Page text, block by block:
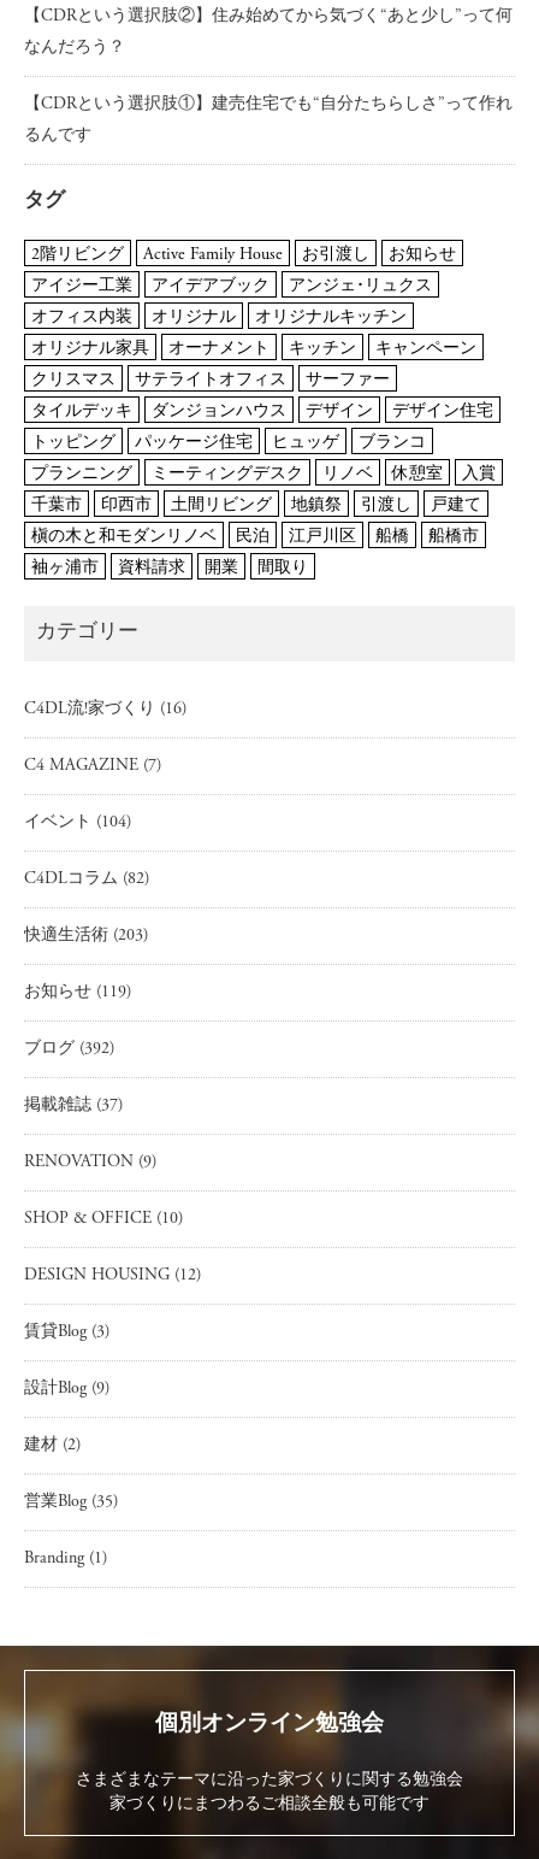
【CDRという選択肢②】住み始めてから気づく“あと少し”って何
なんだろう？
【CDRという選択肢①】建売住宅でも“自分たちらしさ”って作れ
るんです
タグ
2階リビング Active Family House お引渡し
お知らせ
アイジー工業
アイデアブック
アンジェ･リュクス
オフィス内装
オリジナル
オリジナルキッチン
オリジナル家具
オーナメント キッチン
キャンペーン
クリスマス
サテライトオフィス
サーファー
タイルデッキ
ダンジョンハウス デザイン
デザイン住宅
トッピング
パッケージ住宅 ヒュッゲ
ブランコ
プランニング
ミーティングデスク リノベ 休憩室
入賞
千葉市
印西市 土間リビング 地鎮祭 引渡し
戸建て
槇の木と和モダンリノベ
民泊 江戸川区 船橋
船橋市
袖ヶ浦市
資料請求 開業 間取り
カテゴリー
C4DL流!家づくり (16)
C4 MAGAZINE (7)
イベント (104)
C4DLコラム (82)
快適生活術 (203)
お知らせ (119)
ブログ (392)
掲載雑誌 (37)
RENOVATION (9)
SHOP & OFFICE (10)
DESIGN HOUSING (12)
賃貸Blog(3)
設計Blog(9)
建材 (2)
営業Blog(35)
Branding(1)
個別オンライン勉強会
さまざまなテーマに沿った家づくりに関する勉強会
家づくりにまつわるご相談全般も可能です